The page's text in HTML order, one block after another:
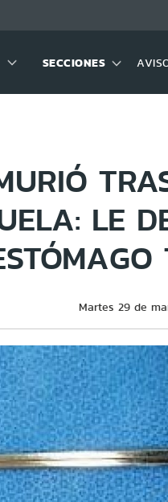
SECCIONES
LE
Martes 29 de